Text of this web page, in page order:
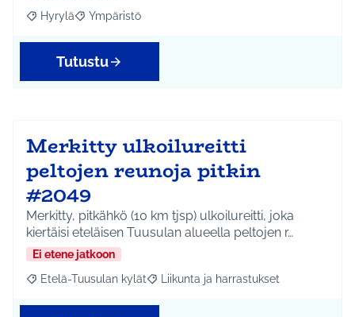
Rajaa tulokset aihepiirin mukaan: Hyrylä
Hyrylä Rajaa tulokset teeman mukaan: Ympäristö
Ympäristö
Tutustu
Merkitty ulkoilureitti
peltojen reunoja pitkin
#2049
Merkitty, pitkähkö (10 km tjsp) ulkoilureitti, joka
kiertäisi eteläisen Tuusulan alueella peltojen r…
Ei etene jatkoon
Rajaa tulokset aihepiirin mukaan: Etelä-Tuusulan kylät
Etelä-Tuusulan kylät Rajaa tulokset teeman mukaan:
Liikunta ja harrastukset